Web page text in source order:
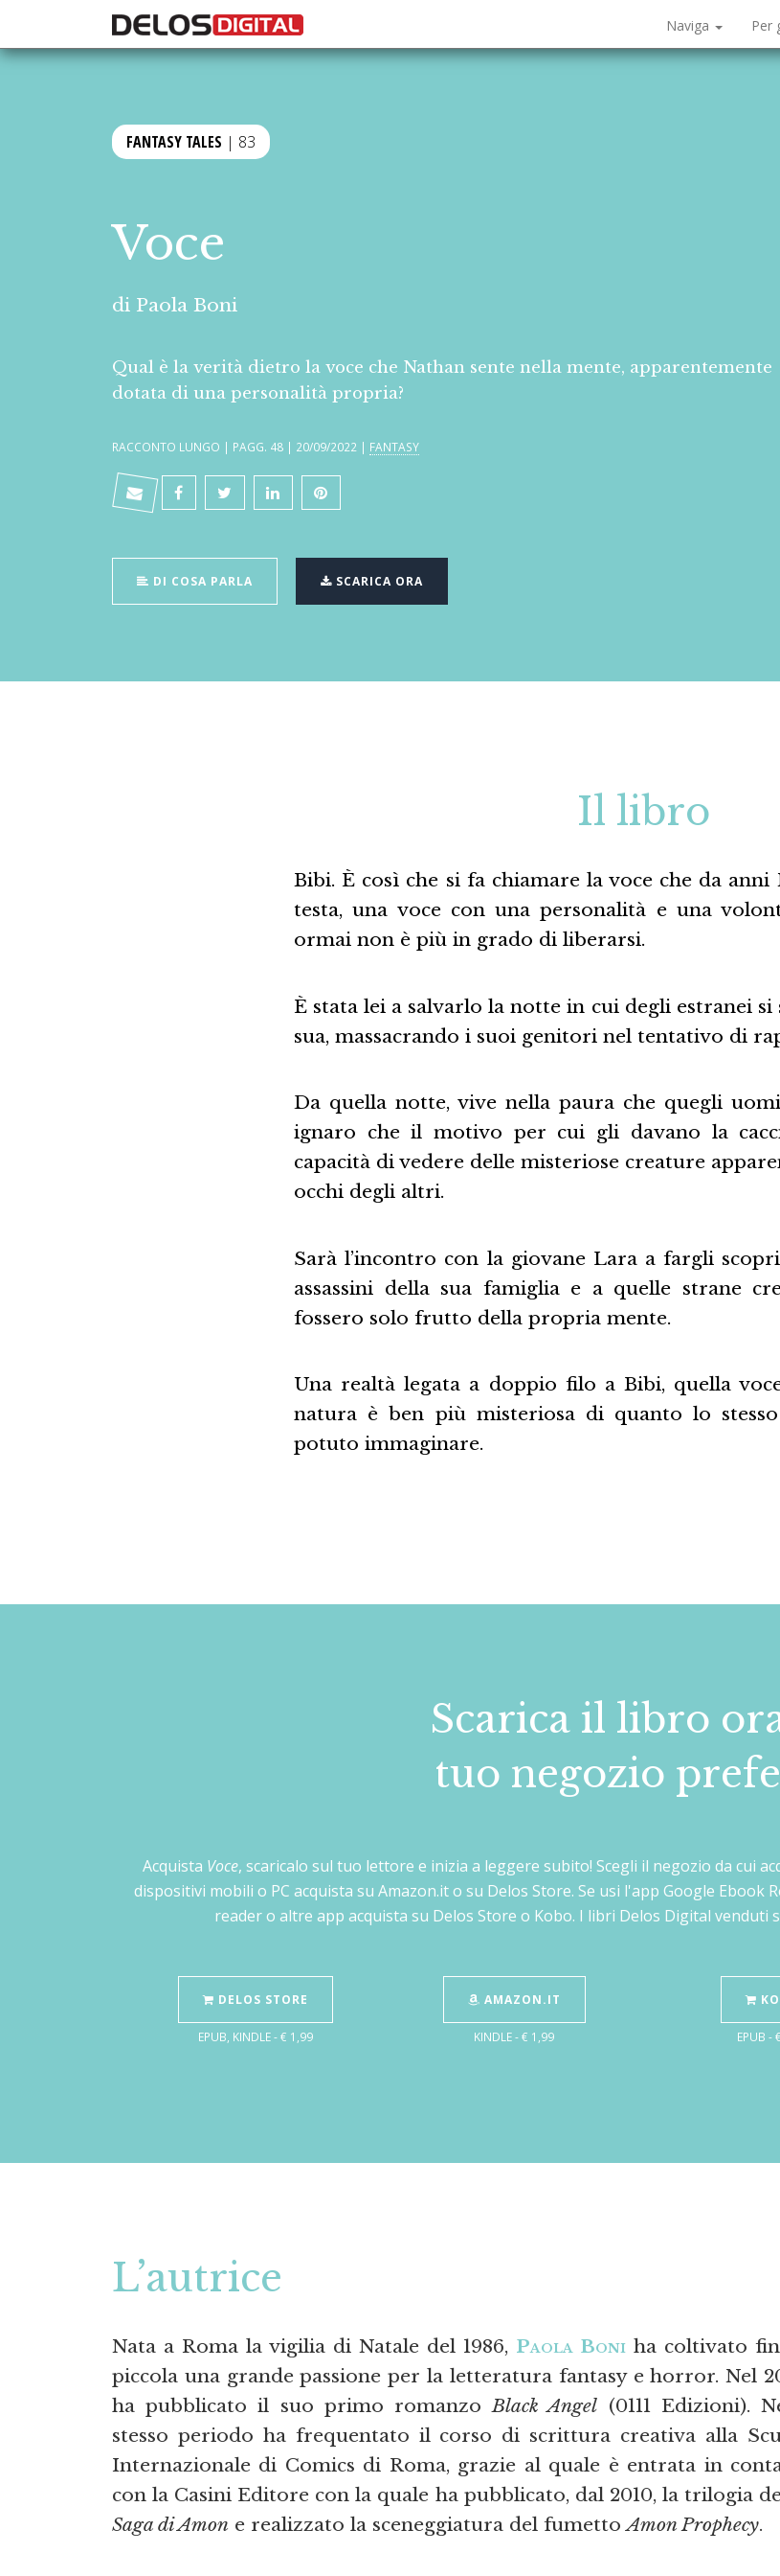
Naviga Per
FANTASY TALES | 83
Voce
di Paola Boni
Qual è la verità dietro la voce che Nathan sente nella mente, apparentemente
dotata di una personalità propria?
RACCONTO LUNGO | PAGG. 48 | 20/09/2022 | FANTASY
DI COSA PARLA SCARICA ORA
Il libro
Bibi. È così che si fa chiamare la voce che da anni
testa, una voce con una personalità e una
ormai non è più in grado di liberarsi.
È stata lei a salvarlo la notte in cui degli estranei
sua, massacrando i suoi genitori nel tentativo di
Da quella notte, vive nella paura che quegli
ignaro che il motivo per cui gli davano la
capacità di vedere delle misteriose creature
occhi degli altri.
Sarà l’incontro con la giovane Lara a fargli
assassini della sua famiglia e a quelle strane
fossero solo frutto della propria mente.
Una realtà legata a doppio filo a Bibi, quella
natura è ben più misteriosa di quanto lo
potuto immaginare.
Scarica il libro
tuo negozio
Acquista Voce, scaricalo sul tuo lettore e inizia a leggere subito! Scegli il negozio da cui
dispositivi mobili o PC acquista su Amazon.it o su Delos Store. Se usi l'app Google Ebook
reader o altre app acquista su Delos Store o Kobo. I libri Delos Digital venduti
DELOS STORE
EPUB, KINDLE - € 1,99
AMAZON.IT
KINDLE - € 1,99 EPUB -
L’autrice
Nata a Roma la vigilia di Natale del 1986, Paola Boni ha coltivato
piccola una grande passione per la letteratura fantasy e horror. Nel
ha pubblicato il suo primo romanzo Black Angel (0111 Edizioni).
stesso periodo ha frequentato il corso di scrittura creativa alla
Internazionale di Comics di Roma, grazie al quale è entrata in
con la Casini Editore con la quale ha pubblicato, dal 2010, la trilogia
Saga di Amon e realizzato la sceneggiatura del fumettoAmon Prophecy.